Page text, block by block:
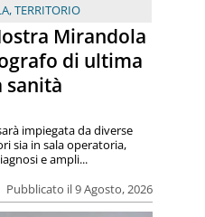
,TERRITORIO
Mirandola
di ultima
sanità
Pubblicato il 9 Agosto, 2026
impiegata da diverse
sia in sala operatoria,
e ampli...